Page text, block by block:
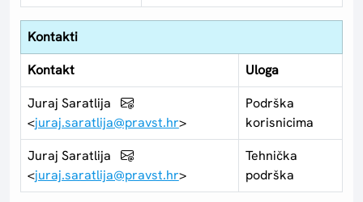
Kontakti
Kontakt
Uloga
Juraj Saratlija
<juraj.saratlija@pravst.hr>
Podrška
korisnicima
Juraj Saratlija
<juraj.saratlija@pravst.hr>
Tehnička
podrška